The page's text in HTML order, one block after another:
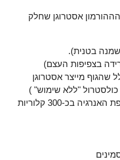
אסטרוגן שחלק
בטנית).
בצפיפות העצם)
שהגוף מייצר אסטרוגן
"ללא שימוש" )
חילוף חומרים יורד (ירידה בשריפת האנרגיה בכ-300 קלוריות